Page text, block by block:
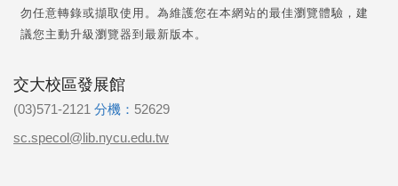
勿任意轉錄或擷取使用。為維護您在本網站的最佳瀏覽體驗，建
議您主動升級瀏覽器到最新版本。
交大校區發展館
(03)571-2121 分機： 52629
sc.specol@lib.nycu.edu.tw